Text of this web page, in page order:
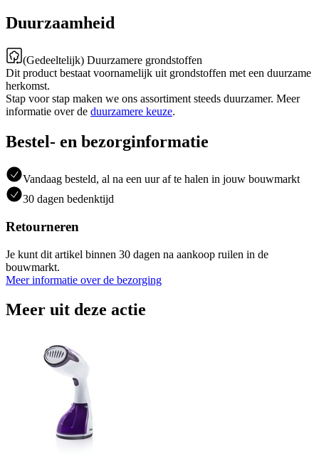
Duurzaamheid
(Gedeeltelijk) Duurzamere grondstoffen
Dit product bestaat voornamelijk uit grondstoffen met een duurzame
herkomst.
Stap voor stap maken we ons assortiment steeds duurzamer. Meer
informatie over de duurzamere keuze.
Bestel- en bezorginformatie
Vandaag besteld, al na een uur af te halen in jouw bouwmarkt
30 dagen bedenktijd
Retourneren
Je kunt dit artikel binnen 30 dagen na aankoop ruilen in de
bouwmarkt.
Meer informatie over de bezorging
Meer uit deze actie